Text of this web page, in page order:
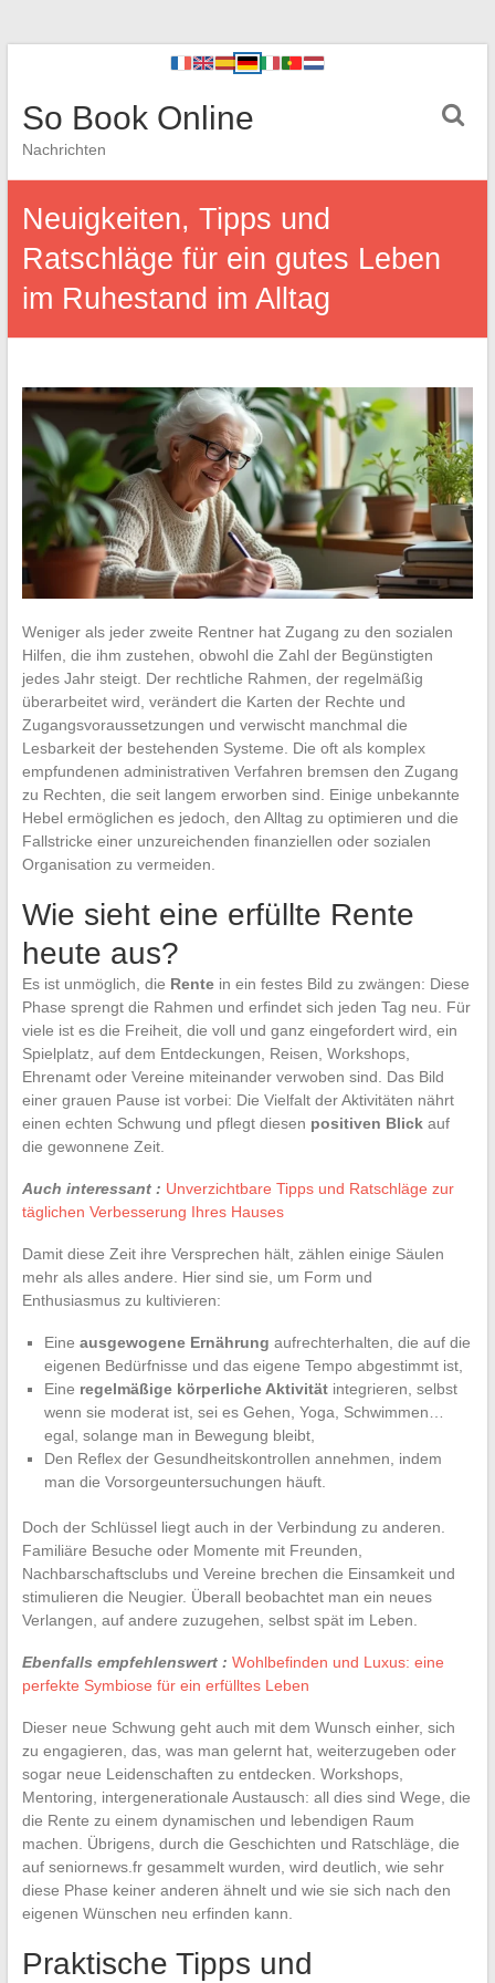
So Book Online
Nachrichten
Neuigkeiten, Tipps und
Ratschläge für ein gutes Leben
im Ruhestand im Alltag
Weniger als jeder zweite Rentner hat Zugang zu den sozialen
Hilfen, die ihm zustehen, obwohl die Zahl der Begünstigten
jedes Jahr steigt. Der rechtliche Rahmen, der regelmäßig
überarbeitet wird, verändert die Karten der Rechte und
Zugangsvoraussetzungen und verwischt manchmal die
Lesbarkeit der bestehenden Systeme. Die oft als komplex
empfundenen administrativen Verfahren bremsen den Zugang
zu Rechten, die seit langem erworben sind. Einige unbekannte
Hebel ermöglichen es jedoch, den Alltag zu optimieren und die
Fallstricke einer unzureichenden finanziellen oder sozialen
Organisation zu vermeiden.
Wie sieht eine erfüllte Rente
heute aus?
Es ist unmöglich, die Rentein ein festes Bild zu zwängen: Diese
Phase sprengt die Rahmen und erfindet sich jeden Tag neu. Für
viele ist es die Freiheit, die voll und ganz eingefordert wird, ein
Spielplatz, auf dem Entdeckungen, Reisen, Workshops,
Ehrenamt oder Vereine miteinander verwoben sind. Das Bild
einer grauen Pause ist vorbei: Die Vielfalt der Aktivitäten nährt
einen echten Schwung und pflegt diesen positiven Blickauf
die gewonnene Zeit.
Auch interessant : Unverzichtbare Tipps und Ratschläge zur
täglichen Verbesserung Ihres Hauses
Damit diese Zeit ihre Versprechen hält, zählen einige Säulen
mehr als alles andere. Hier sind sie, um Form und
Enthusiasmus zu kultivieren:
Eine ausgewogene Ernährung aufrechterhalten, die auf die
eigenen Bedürfnisse und das eigene Tempo abgestimmt ist,
Eine regelmäßige körperliche Aktivitätintegrieren, selbst
wenn sie moderat ist, sei es Gehen, Yoga, Schwimmen…
egal, solange man in Bewegung bleibt,
Den Reflex der Gesundheitskontrollen annehmen, indem
man die Vorsorgeuntersuchungen häuft.
Doch der Schlüssel liegt auch in der Verbindung zu anderen.
Familiäre Besuche oder Momente mit Freunden,
Nachbarschaftsclubs und Vereine brechen die Einsamkeit und
stimulieren die Neugier. Überall beobachtet man ein neues
Verlangen, auf andere zuzugehen, selbst spät im Leben.
Ebenfalls empfehlenswert : Wohlbefinden und Luxus: eine
perfekte Symbiose für ein erfülltes Leben
Dieser neue Schwung geht auch mit dem Wunsch einher, sich
zu engagieren, das, was man gelernt hat, weiterzugeben oder
sogar neue Leidenschaften zu entdecken. Workshops,
Mentoring, intergenerationale Austausch: all dies sind Wege, die
die Rente zu einem dynamischen und lebendigen Raum
machen. Übrigens, durch die Geschichten und Ratschläge, die
auf seniornews.fr gesammelt wurden, wird deutlich, wie sehr
diese Phase keiner anderen ähnelt und wie sie sich nach den
eigenen Wünschen neu erfinden kann.
Praktische Tipps und